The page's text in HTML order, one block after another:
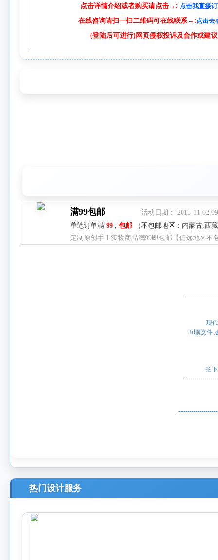
点击详情介绍或者购买请点击→: 点击我直接
在线咨询请扫一扫二维码可在线联系→:点击
(登陆后可进行)网页侵权投诉及合作或建
满99包邮
活动日期： 2015-11-02
单笔订单满 99 包邮 （不包邮地区：内蒙古,西
定制原创手工实物商品满99即包邮【偏远地区不
现
3d源文件
拍
热门设计服务